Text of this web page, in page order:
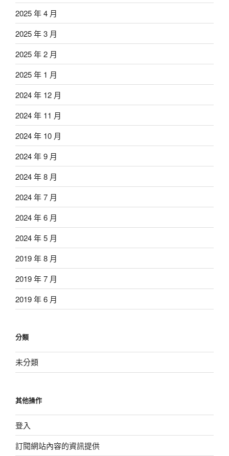
2025 年 4 月
2025 年 3 月
2025 年 2 月
2025 年 1 月
2024 年 12 月
2024 年 11 月
2024 年 10 月
2024 年 9 月
2024 年 8 月
2024 年 7 月
2024 年 6 月
2024 年 5 月
2019 年 8 月
2019 年 7 月
2019 年 6 月
分類
未分類
其他操作
登入
訂閱網站內容的資訊提供